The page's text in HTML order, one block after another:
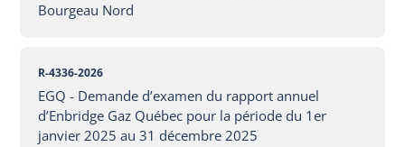
Bourgeau Nord
R-4336-2026
EGQ - Demande d’examen du rapport annuel
d’Enbridge Gaz Québec pour la période du 1er
janvier 2025 au 31 décembre 2025